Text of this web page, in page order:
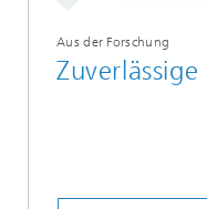
Aus der Forschung